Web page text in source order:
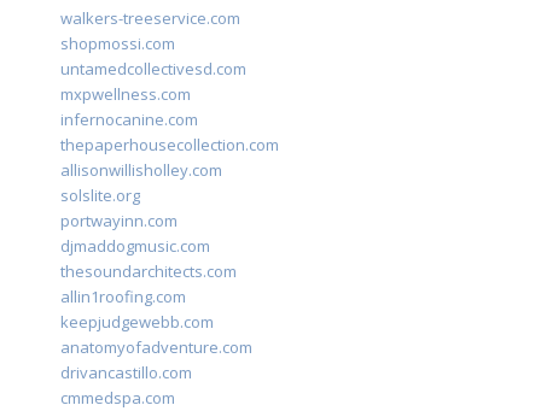
walkers-treeservice.com
shopmossi.com
untamedcollectivesd.com
mxpwellness.com
infernocanine.com
thepaperhousecollection.com
allisonwillisholley.com
solslite.org
portwayinn.com
djmaddogmusic.com
thesoundarchitects.com
allin1roofing.com
keepjudgewebb.com
anatomyofadventure.com
drivancastillo.com
cmmedspa.com